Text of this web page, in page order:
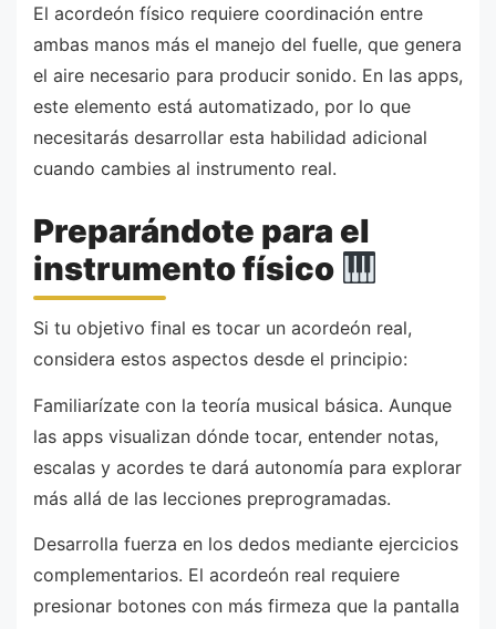
El acordeón físico requiere coordinación entre
ambas manos más el manejo del fuelle, que genera
el aire necesario para producir sonido. En las apps,
este elemento está automatizado, por lo que
necesitarás desarrollar esta habilidad adicional
cuando cambies al instrumento real.
Preparándote para el
instrumento físico
Si tu objetivo final es tocar un acordeón real,
considera estos aspectos desde el principio:
Familiarízate con la teoría musical básica. Aunque
las apps visualizan dónde tocar, entender notas,
escalas y acordes te dará autonomía para explorar
más allá de las lecciones preprogramadas.
Desarrolla fuerza en los dedos mediante ejercicios
complementarios. El acordeón real requiere
presionar botones con más firmeza que la pantalla